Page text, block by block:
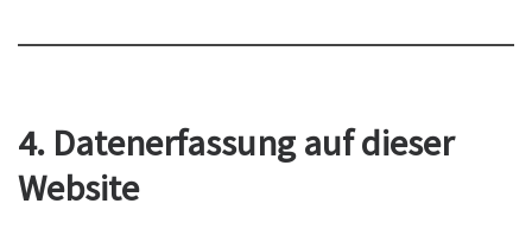
4. Datenerfassung auf dieser
Website